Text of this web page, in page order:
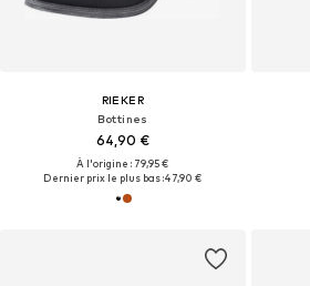
RIEKER
Bottines
64,90 €
À l'origine : 79,95 €
Dernier prix le plus bas :47,90 €